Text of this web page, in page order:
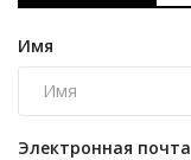
Имя
Электронная почта